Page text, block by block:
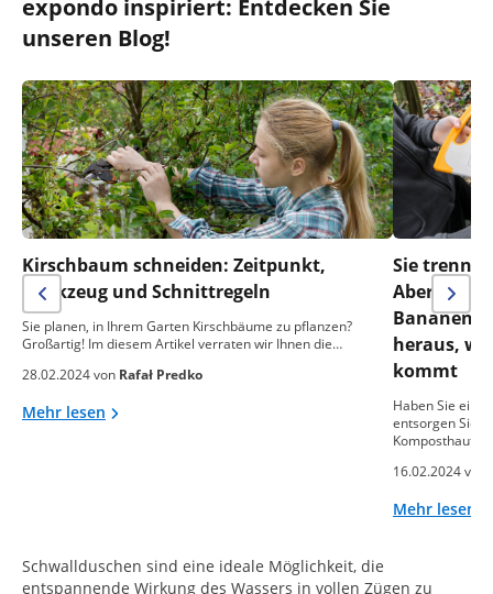
expondo inspiriert: Entdecken Sie
unseren Blog!
Kirschbaum schneiden: Zeitpunkt,
Werkzeug und Schnittregeln
Sie planen, in Ihrem Garten Kirschbäume zu pflanzen?
Großartig! Im diesem Artikel verraten wir Ihnen die…
28.02.2024 von Rafał Predko
Mehr lesen
Sie
Aber was
heraus,
kommt
Haben Sie
entsorgen Sie
16.02.2024 von
Mehr lesen
Schwallduschen sind eine ideale Möglichkeit, die
entspannende Wirkung des Wassers in vollen Zügen zu